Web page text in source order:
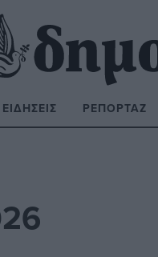
ΕΙΔΉΣΕΙΣ ΡΕΠΟΡΤΆΖ